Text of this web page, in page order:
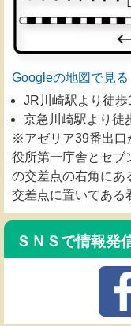
Googleの地図で見る
JR川崎駅より徒歩
京急川崎駅より徒
※アゼリア39番出口
役所第一庁舎とセブ
の交差点の右角にあ
交差点に置いてある
ＳＮＳで情報発